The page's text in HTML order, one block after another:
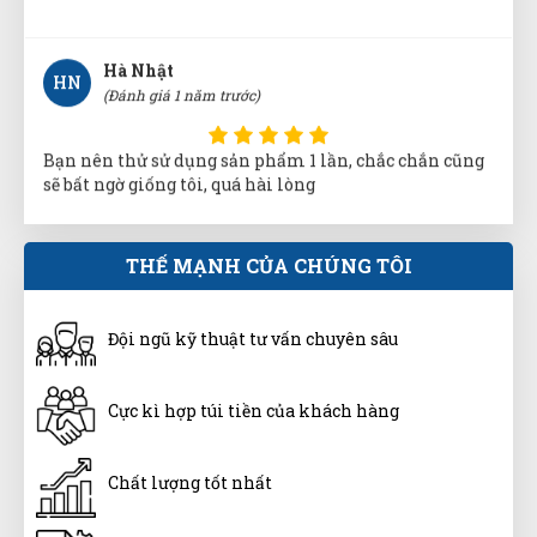
HN
(Đánh giá 1 năm trước)
Bạn nên thử sử dụng sản phẩm 1 lần, chắc chắn cũng
sẽ bất ngờ giống tôi, quá hài lòng
Tuấn Anh
(Đánh giá 1 năm trước)
hơi bị xịn xò. khách trung thành luôn
TL
(Đánh giá 1 năm trước)
THẾ MẠNH CỦA CHÚNG TÔI
Đội ngũ kỹ thuật tư vấn chuyên sâu
Cực kì hợp túi tiền của khách hàng
Chất lượng tốt nhất